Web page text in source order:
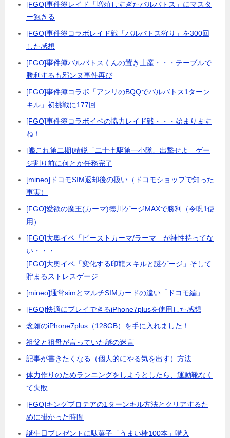
[FGO]事件簿レイド「増殖しすぎたバルバトス」にマスタ
ー飽きる
[FGO]事件簿コラボレイド戦「バルバトス狩り」を300回
した感想
[FGO]事件簿バルバトスくんの置き土産・・・テーブルで
勝利するも邪ンヌ事件再び
[FGO]事件簿コラボ「アンリのBQQでバルバトス1ターン
キル」初挑戦に177回
[FGO]事件簿コラボイベの協力レイド戦・・・始まります
ね！
[艦これ第二期]精鋭「二十七駆第一小隊、出撃せよ」ゲー
ジ割り前に何とか任務完了
[mineo]ドコモSIM返却後の扱い（ドコモショップで知った
事実）
[FGO]愛欲の魔王(カーマ)徳川ゲージMAXで勝利（令呪1使
用）
[FGO]大奥イベ「ビーストカーマ/ラーマ」が神性持ってな
い・・・
[FGO]大奥イベ「変化する印龍スキルと謎ゲージ」そして
貯まるストレスゲージ
[mineo]通常simとマルチSIMカードの違い「ドコモ編」
[FGO]快適にプレイできるiPhone7plusを使用した感想
念願のiPhone7plus（128GB）を手に入れました！
祖父と祖母が言っていた謎の迷言
記事が書きたくなる（個人的にやる気を出す）方法
体力作りのためランニングをしようとしたら、運動靴なく
て失敗
[FGO]キングプロテアの1ターンキル方法とクリアするた
めに掛かった時間
誕生日プレゼントに駄菓子「うまい棒100本」購入